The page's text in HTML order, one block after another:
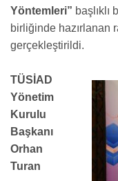
Yöntemleri” başlıklı
birliğinde hazırlanan
gerçekleştirildi.
TÜSİAD
Yönetim
Kurulu
Başkanı
Orhan
Turan